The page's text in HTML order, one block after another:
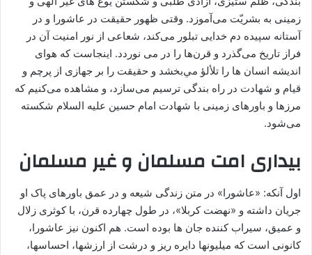
زمینی به بشریّت می‌آموزد. وقتی ظهور حقیقت در عاشورا و در
آستانه سپیده دم خدایی تبلور می‌کند، شعاعی از نور امنیت آن در
فراز تاریخ می‌گذرد و قرن‌ها را در می نوردد. اینجاست که هوای
اندیشه انسان ها را تلألؤ مي‌بخشد و حقیقت را بر جهازی از پرچم و
قیام و شهادت در راه بندگی ترسیم می‌سازد، و مشاهده می‌کنیم که
مرزها و باورهای زمینی با شهادت امام حسین علیه السلام شکسته
می‌شود.
بیداری امت مسلمان و غیر مسلمان
اول آنکه: «عاشورا» در متن زندگی شیعه و در عمق باورهای پاک او
جریان داشته و «نهضت کربلا»، در طول چهارده قرن، با کوثرى زلال
و عمیق، سیراب کننده ‏جان ها بوده است. هم اکنون نیز عاشورا،
کانونی است که میلیونها دایره ریز و درشت از ارزشها، احساسها،